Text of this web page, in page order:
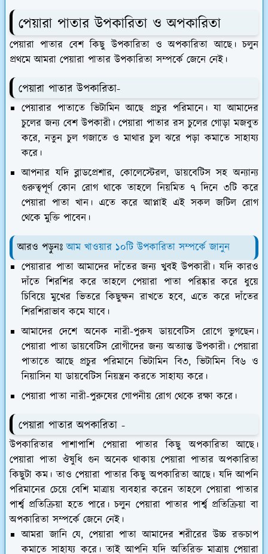
পেয়ারা পাতার উপকারিতা ও অপকারিতা
পেয়ারা পাতার বেশ কিছু উপকারিতা ও অপকারিতা আছে। চলুন
প্রথমে আমরা পেয়ারা পাতার উপকারিতা সম্পর্কে জেনে নেই।
পেয়ারা পাতার উপকারিতা-
পেয়ারার পাতাতে ভিটামিন আছে প্রচুর পরিমানে। যা আমাদের
চুলের জন্য বেশ উপকারী। পেয়ারা পাতার রস চুলের গোড়া মজবুত
করে, নতুন চুল গজাতে ও মাথার চুল ঝরে পড়া কমাতে সাহায্য
করে।
আপনার যদি ব্লাডপ্রেশার, কোলেস্টেরল, ডায়বেটিস সহ অন্যান্য
গুরুত্বপূর্ণ কোন রোগ থাকে তাহলে নিয়মিত ৭ দিনে ৩টি করে
পেয়ারা পাতা খান। এতে করে আপ্নাই এই সকল জটিল রোগ
থেকে মুক্তি পাবেন।
আরও পড়ুনঃআম খাওয়ার ১০টি উপকারিতা সম্পর্কে জানুন
পেয়ারার পাতা আমাদের দাঁতের জন্য খুবই উপকারী। যদি কারও
দাঁতে শিরশির করে তাহলে পেয়ারা পাতা পরিষ্কার করে ধুয়ে
চিবিয়ে মুখের ভিতরে কিছুক্ষন রাখতে হবে, এতে করে দাঁতের
শিরশিরাভাব কমে যাবে।
আমাদের দেশে অনেক নারী-পুরুষ ডায়বেটিস রোগে ভুগছেন।
পেয়ারা পাতা ডায়বেটিস রোগীদের জন্য অত্যান্ত উপকারী। পেয়ারা
পাতাতে আছে প্রচুর পরিমানে ভিটামিন বি৩, ভিটামিন বি৬ ও
নিয়াসিন যা ডায়বেটিস নিয়ন্ত্রন করতে সাহায্য করে।
পেয়ারা পাতা নারী-পুরুষের গোপনীয় রোগ থেকে রক্ষা করে।
পেয়ারা পাতার অপকারিতা -
উপকারিতার পাশাপাশি পেয়ারা পাতার কিছু অপকারিতা আছে।
পেয়ারা পাতা ঔষুধি গুন অনেক থাকায় পেয়ারা পাতার অপকারিতা
কিছুটা কম। তাও পেয়ারা পাতার কিছু অপকারিতা আছে। যদি আপনি
পরিমানের চেয়ে বেশি মাত্রায় ব্যবহার করেন তাহলে পেয়ারা পাতার
পার্শ্ব প্রতিক্রিয়া হতে পারে। চলুন পেয়ারা পাতার পার্শ্ব প্রতিক্রিয়া বা
অপকারিতা সম্পর্কে জেনে নেই।
আমরা জানি যে, পেয়ারা পাতা আমাদের শরীরের উচ্চ রক্তচাপ
কমাতে সাহায্য করে। তাই আপনি যদি অতিরিক্ত মাত্রায় পেয়ারা